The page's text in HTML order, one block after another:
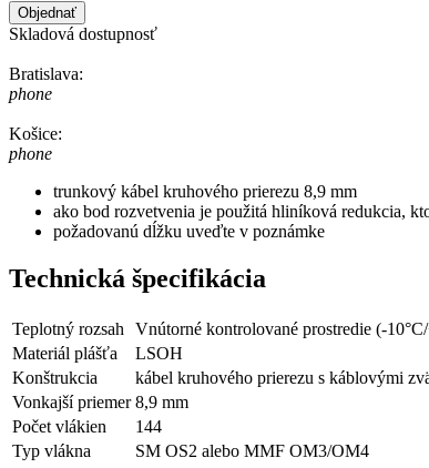
Objednať
Skladová dostupnosť
Bratislava:
phone
Košice:
phone
trunkový kábel kruhového prierezu 8,9 mm
ako bod rozvetvenia je použitá hliníková redukcia,
požadovanú dĺžku uveďte v poznámke
Technická špecifikácia
Teplotný rozsah
Vnútorné kontrolované prostredie (-
Materiál plášťa
LSOH
Konštrukcia
kábel kruhového prierezu s káblovými
Vonkajší priemer 8,9 mm
Počet vlákien
144
Typ vlákna
SM OS2 alebo MMF OM3/OM4